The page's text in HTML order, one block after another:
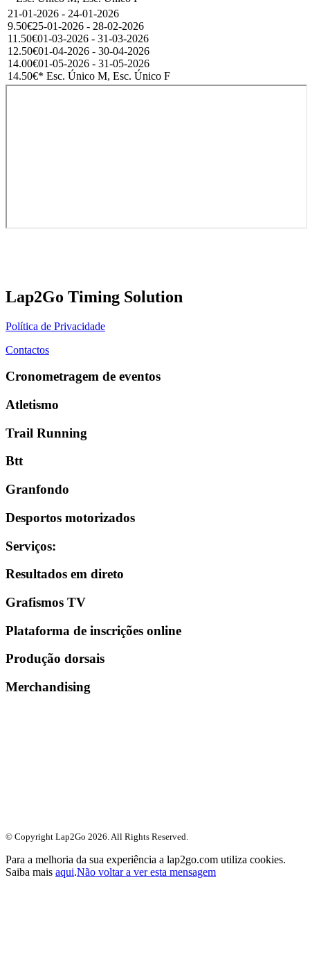
21-01-2026 - 24-01-2026
9.50€25-01-2026 - 28-02-2026
11.50€01-03-2026 - 31-03-2026
12.50€01-04-2026 - 30-04-2026
14.00€01-05-2026 - 31-05-2026
14.50€* Esc. Único M, Esc. Único F
Lap2Go Timing Solution
Política de Privacidade
Contactos
Cronometragem de eventos
Atletismo
Trail Running
Btt
Granfondo
Desportos motorizados
Serviços:
Resultados em direto
Grafismos TV
Plataforma de inscrições online
Produção dorsais
Merchandising
© Copyright Lap2Go 2026 . All Rights Reserved.
Para a melhoria da sua experiência a lap2go.com utiliza cookies.
Saiba mais aqui.Não voltar a ver esta mensagem